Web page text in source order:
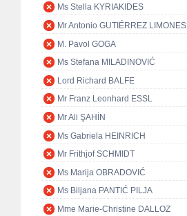
Ms Stella KYRIAKIDES
Mr Antonio GUTIÉRREZ LIMONES
M. Pavol GOGA
Ms Stefana MILADINOVIĆ
Lord Richard BALFE
Mr Franz Leonhard ESSL
Mr Ali ŞAHİN
Ms Gabriela HEINRICH
Mr Frithjof SCHMIDT
Ms Marija OBRADOVIĆ
Ms Biljana PANTIĆ PILJA
Mme Marie-Christine DALLOZ